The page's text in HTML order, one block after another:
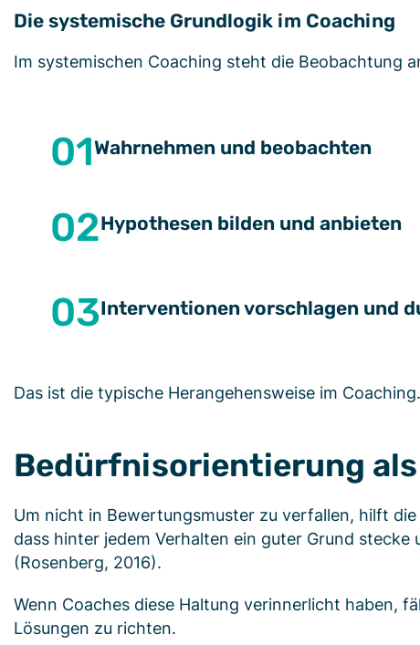
Die systemische Grundlogik im Coaching
Im systemischen Coaching steht die Beobachtung
01Wahrnehmen und beobachten
02Hypothesen bilden und anbieten
03Interventionen vorschlagen und
Das ist die typische Herangehensweise im Coaching.
Bedürfnisorientierung
Um nicht in Bewertungsmuster zu verfallen, hilft
dass hinter jedem Verhalten ein guter Grund
(Rosenberg, 2016).
Wenn Coaches diese Haltung verinnerlicht haben,
Lösungen zu richten.